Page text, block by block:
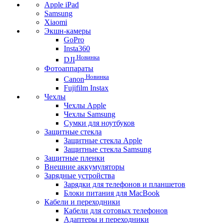
Apple iPad
Samsung
Xiaomi
Экшн-камеры
GoPro
Insta360
DJI Новинка
Фотоаппараты
Canon Новинка
Fujifilm Instax
Чехлы
Чехлы Apple
Чехлы Samsung
Сумки для ноутбуков
Защитные стекла
Защитные стекла Apple
Защитные стекла Samsung
Защитные пленки
Внешние аккумуляторы
Зарядные устройства
Зарядки для телефонов и планшетов
Блоки питания для MacBook
Кабели и переходники
Кабели для сотовых телефонов
Адаптеры и переходники